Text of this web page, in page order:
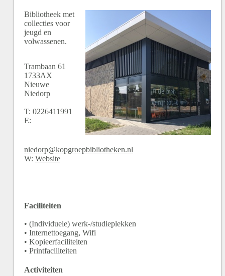
Bibliotheek met
collecties voor
jeugd en
volwassenen.
Trambaan 61
1733AX
Nieuwe
Niedorp
T: 0226411991
E:
niedorp@kopgroepbibliotheken.nl
W: Website
Faciliteiten
• (Individuele) werk-/studieplekken
• Internettoegang, Wifi
• Kopieerfaciliteiten
• Printfaciliteiten
Activiteiten